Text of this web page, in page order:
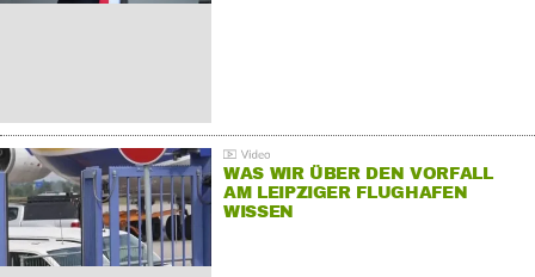
WAS WIR ÜBER DEN VORFALL
AM LEIPZIGER FLUGHAFEN
WISSEN